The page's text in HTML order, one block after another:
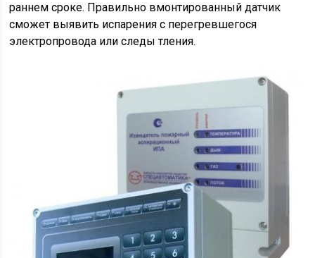
раннем сроке. Правильно вмонтированный датчик
сможет выявить испарения с перегревшегося
электропровода или следы тления.